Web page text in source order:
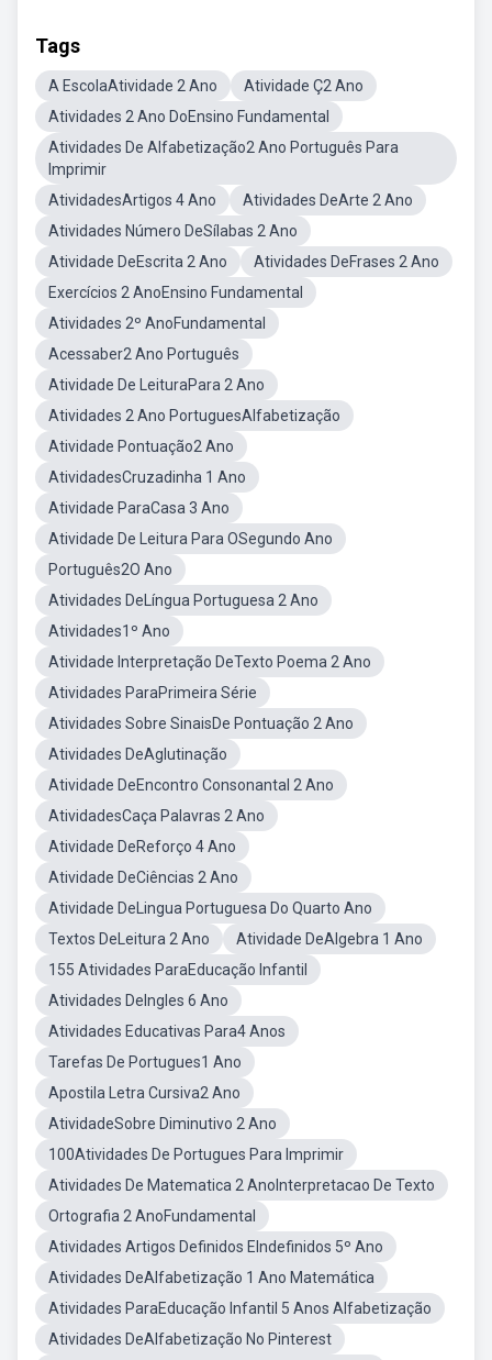
Tags
A EscolaAtividade 2 Ano
Atividade Ç2 Ano
Atividades 2 Ano DoEnsino Fundamental
Atividades De Alfabetização2 Ano Português Para
Imprimir
AtividadesArtigos 4 Ano
Atividades DeArte 2 Ano
Atividades Número DeSílabas 2 Ano
Atividade DeEscrita 2 Ano
Atividades DeFrases 2 Ano
Exercícios 2 AnoEnsino Fundamental
Atividades 2º AnoFundamental
Acessaber2 Ano Português
Atividade De LeituraPara 2 Ano
Atividades 2 Ano PortuguesAlfabetização
Atividade Pontuação2 Ano
AtividadesCruzadinha 1 Ano
Atividade ParaCasa 3 Ano
Atividade De Leitura Para OSegundo Ano
Português2O Ano
Atividades DeLíngua Portuguesa 2 Ano
Atividades1º Ano
Atividade Interpretação DeTexto Poema 2 Ano
Atividades ParaPrimeira Série
Atividades Sobre SinaisDe Pontuação 2 Ano
Atividades DeAglutinação
Atividade DeEncontro Consonantal 2 Ano
AtividadesCaça Palavras 2 Ano
Atividade DeReforço 4 Ano
Atividade DeCiências 2 Ano
Atividade DeLingua Portuguesa Do Quarto Ano
Textos DeLeitura 2 Ano
Atividade DeAlgebra 1 Ano
155 Atividades ParaEducação Infantil
Atividades DeIngles 6 Ano
Atividades Educativas Para4 Anos
Tarefas De Portugues1 Ano
Apostila Letra Cursiva2 Ano
AtividadeSobre Diminutivo 2 Ano
100Atividades De Portugues Para Imprimir
Atividades De Matematica 2 AnoInterpretacao De Texto
Ortografia 2 AnoFundamental
Atividades Artigos Definidos EIndefinidos 5º Ano
Atividades DeAlfabetização 1 Ano Matemática
Atividades ParaEducação Infantil 5 Anos Alfabetização
Atividades DeAlfabetização No Pinterest